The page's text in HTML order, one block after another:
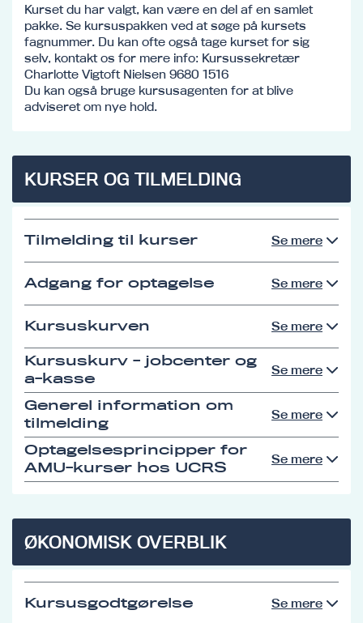
Kurset du har valgt, kan være en del af en samlet
pakke. Se kursuspakken ved at søge på kursets
fagnummer. Du kan ofte også tage kurset for sig
selv, kontakt os for mere info: Kursussekretær
Charlotte Vigtoft Nielsen 9680 1516
Du kan også bruge kursusagenten for at blive
adviseret om nye hold.
KURSER OG TILMELDING
Tilmelding til kurser Se mere
Adgang for optagelse Se mere
Kursuskurven Se mere
Kursuskurv - jobcenter og
a-kasse
Se mere
Generel information om
tilmelding
Se mere
Optagelsesprincipper for
AMU-kurser hos UCRS
Se mere
ØKONOMISK OVERBLIK
Kursusgodtgørelse Se mere